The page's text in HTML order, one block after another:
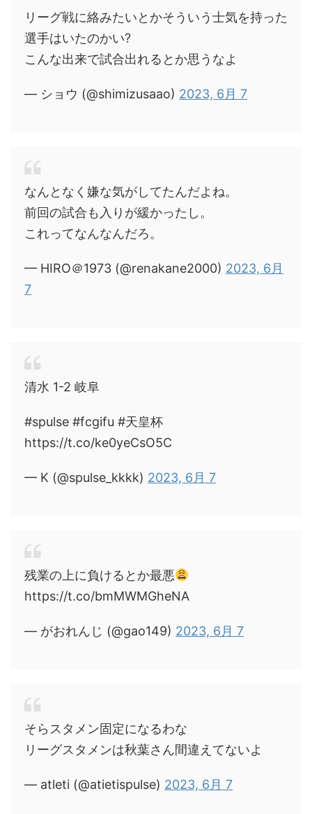
リーグ戦に絡みたいとかそういう士気を持った
選手はいたのかい?
こんな出来で試合出れるとか思うなよ
— ショウ (@shimizusaao) 2023, 6月 7
なんとなく嫌な気がしてたんだよね。
前回の試合も入りが緩かったし。
これってなんなんだろ。
— HIRO＠1973 (@renakane2000) 2023, 6月
7
清水 1-2 岐阜
#spulse #fcgifu #天皇杯
https://t.co/ke0yeCsO5C
— K (@spulse_kkkk) 2023, 6月 7
残業の上に負けるとか最悪
https://t.co/bmMWMGheNA
— がおれんじ (@gao149) 2023, 6月 7
そらスタメン固定になるわな
リーグスタメンは秋葉さん間違えてないよ
— atleti (@atietispulse) 2023, 6月 7